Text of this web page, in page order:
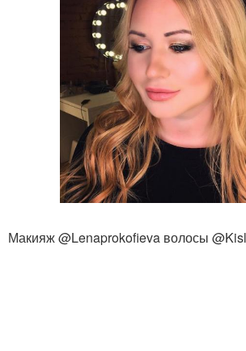
Макияж @Lenaprokofieva волосы